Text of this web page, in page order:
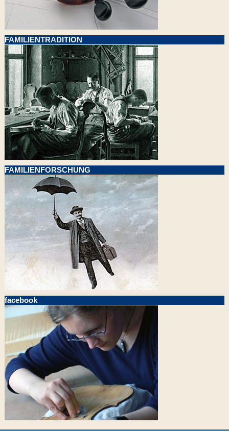
FAMILIENTRADITION
FAMILIENFORSCHUNG
facebook